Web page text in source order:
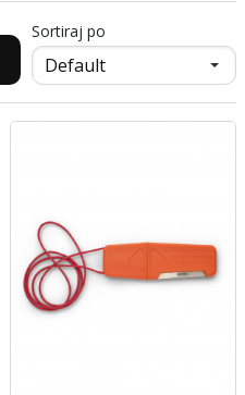
Sortiraj po